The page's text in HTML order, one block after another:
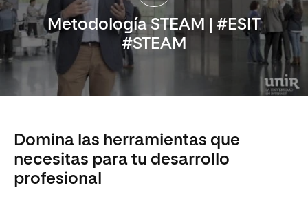
Metodología STEAM | #ESIT
#STEAM
Domina las herramientas que
necesitas para tu desarrollo
profesional